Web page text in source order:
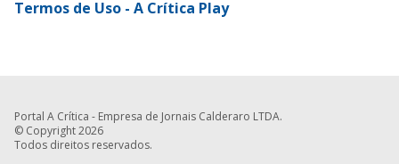
Termos de Uso - A Crítica Play
Portal A Crítica - Empresa de Jornais Calderaro LTDA.
© Copyright 2026
Todos direitos reservados.